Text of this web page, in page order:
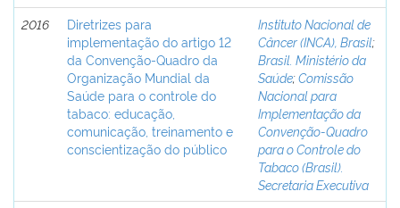
2016
Diretrizes para
implementação do artigo 12
da Convenção-Quadro da
Organização Mundial da
Saúde para o controle do
tabaco: educação,
comunicação, treinamento e
conscientização do público
Instituto Nacional de
Câncer (INCA), Brasil;
Brasil. Ministério da
Saúde;Comissão
Nacional para
Implementação da
Convenção-Quadro
para o Controle do
Tabaco (Brasil).
Secretaria Executiva